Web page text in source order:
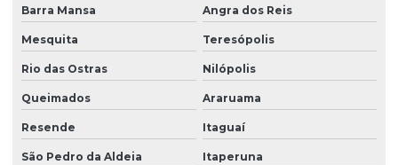
Impugnação laudo periculosidade
Instalação de equipamentos contra incêndio
Laudo de análise ergonômica do trabalho
Laudo ergonômico do trabalho
Laudo de iluminância
Barra Mansa Angra dos Reis
Mesquita Teresópolis
Rio das Ostras Nilópolis
Queimados Araruama
Resende Itaguaí
São Pedro da Aldeia Itaperuna